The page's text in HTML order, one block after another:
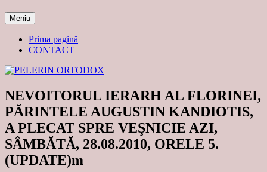
Meniu
Prima pagină
CONTACT
NEVOITORUL IERARH AL FLORINEI,
PĂRINTELE AUGUSTIN KANDIOTIS,
A PLECAT SPRE VEŞNICIE AZI,
SÂMBĂTĂ, 28.08.2010, ORELE 5.
(UPDATE)m